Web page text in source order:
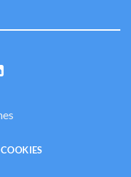
COOKIES